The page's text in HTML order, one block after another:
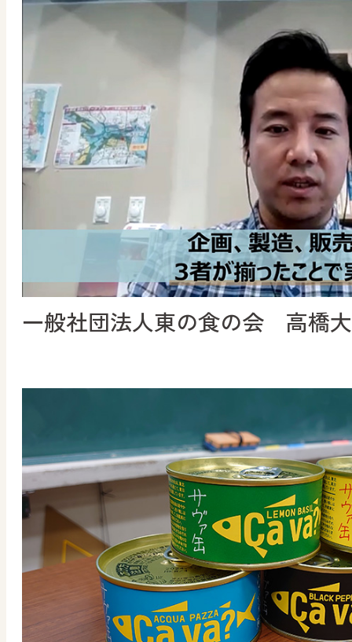
一般社団法人東の食の会 高橋